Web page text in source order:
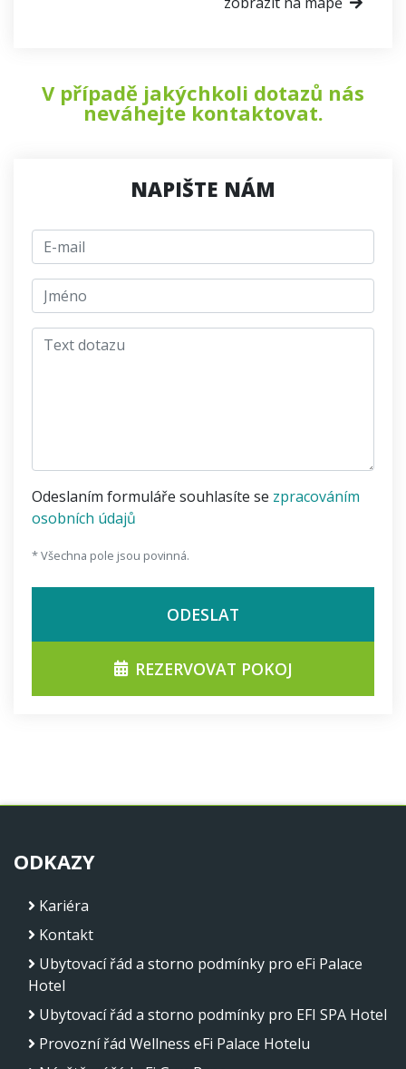
V případě jakýchkoli dotazů nás
neváhejte kontaktovat.
NAPIŠTE NÁM
E-mail
jmeno
Text dotazu
Odeslaním formuláře souhlasíte se zpracováním
osobních údajů
* Všechna pole jsou povinná.
ODESLAT
REZERVOVAT POKOJ
ODKAZY
Kariéra
Kontakt
Ubytovací řád a storno podmínky pro eFi Palace
Hotel
Ubytovací řád a storno podmínky pro EFI SPA Hotel
Provozní řád Wellness eFi Palace Hotelu